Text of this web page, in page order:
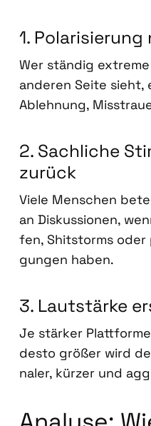
1. Pola­ri­sie­rung
Wer stän­dig
ande­ren Sei­te
Ableh­nung,
2. Sach­li­che
zurück
Vie­le Men­schen
an Dis­kus­sio­nen,
fen, Shit­s­torms
gun­gen haben.
3. Laut­stär­ke
Je stär­ker
des­to grö­ßer wird
na­ler, kür­zer und